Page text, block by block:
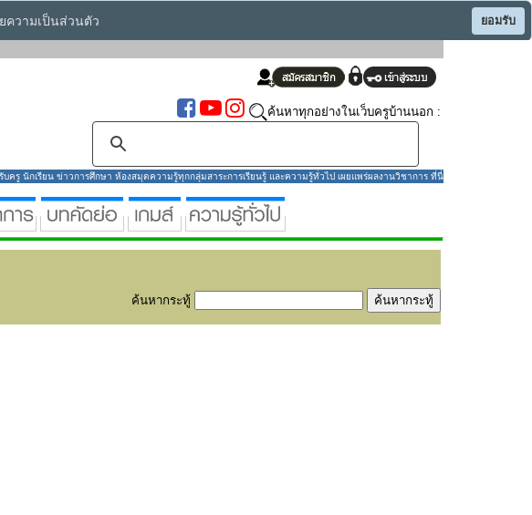
ความเป็นส่วนตัว ยอมรับ
ค้นหาทุกอย่างในเว็บครูบ้านนอก :
รู นักเรียน ข่าวการศึกษา ห้องสมุดความรู้ทุกกลุ่มสาระการเรียนรู้ และความรู้ทั่วไป เผยแพร่ผลงานวิชาการ ที่นี่
ค้นหากระทู้